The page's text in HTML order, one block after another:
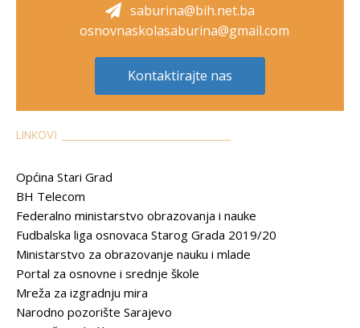
saburina@bih.net.ba
osnovnaskolasaburina@gmail.com
Kontaktirajte nas
LINKOVI __________________________________________
Općina Stari Grad
BH Telecom
Federalno ministarstvo obrazovanja i nauke
Fudbalska liga osnovaca Starog Grada 2019/20
Ministarstvo za obrazovanje nauku i mlade
Portal za osnovne i srednje škole
Mreža za izgradnju mira
Narodno pozorište Sarajevo